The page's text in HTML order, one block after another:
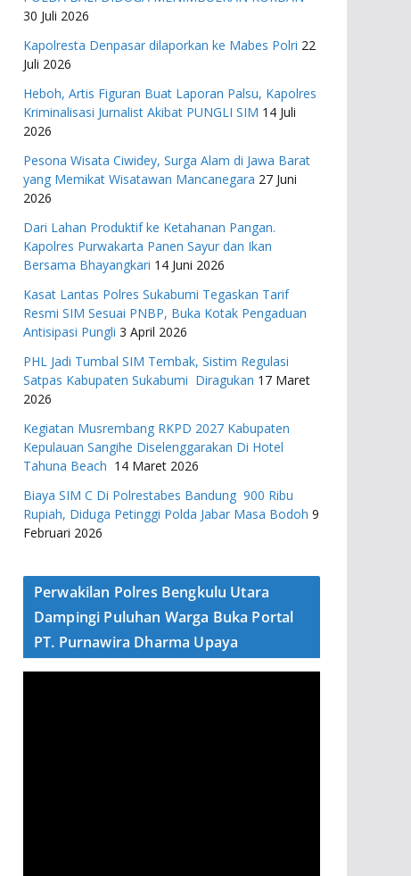
30 Juli 2026
Kapolresta Denpasar dilaporkan ke Mabes Polri 22
Juli 2026
Heboh, Artis Figuran Buat Laporan Palsu, Kapolres
Kriminalisasi Jurnalist Akibat PUNGLI SIM 14 Juli
2026
Pesona Wisata Ciwidey, Surga Alam di Jawa Barat
yang Memikat Wisatawan Mancanegara 27 Juni
2026
Dari Lahan Produktif ke Ketahanan Pangan.
Kapolres Purwakarta Panen Sayur dan Ikan
Bersama Bhayangkari 14 Juni 2026
Kasat Lantas Polres Sukabumi Tegaskan Tarif
Resmi SIM Sesuai PNBP, Buka Kotak Pengaduan
Antisipasi Pungli 3 April 2026
PHL Jadi Tumbal SIM Tembak, Sistim Regulasi
Satpas Kabupaten Sukabumi Diragukan 17 Maret
2026
Kegiatan Musrembang RKPD 2027 ​Kabupaten
Kepulauan Sangihe Diselenggarakan Di Hotel
Tahuna Beach 14 Maret 2026
Biaya SIM C Di Polrestabes Bandung 900 Ribu
Rupiah, Diduga Petinggi Polda Jabar Masa Bodoh 9
Februari 2026
Perwakilan Polres Bengkulu Utara
Dampingi Puluhan Warga Buka Portal
PT. Purnawira Dharma Upaya